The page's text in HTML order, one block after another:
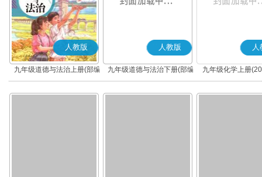
人教版
九年级道德与法治上册(部编
版)
人教版
九年级道德与法治下册(部编
版)
人
九年级化学上册